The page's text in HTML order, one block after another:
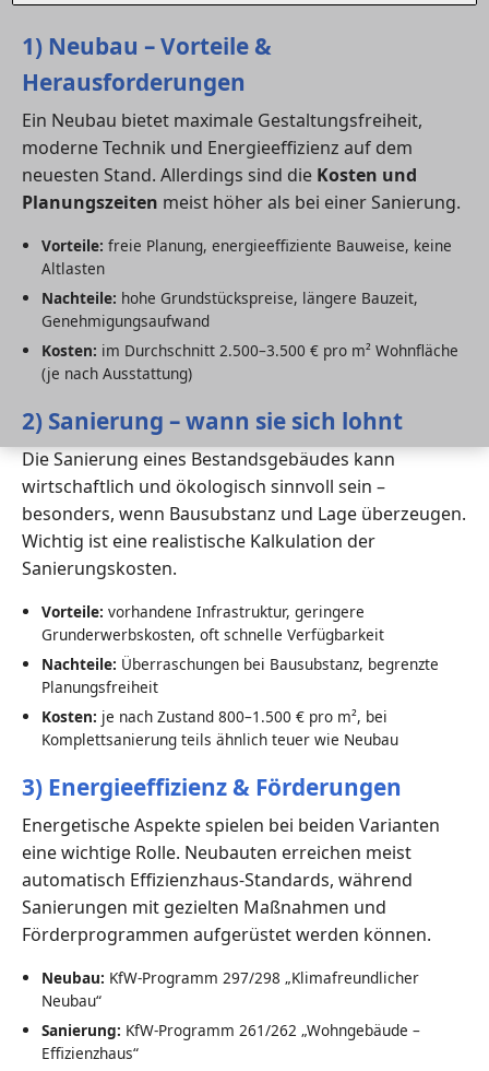
1) Neubau – Vorteile &
Herausforderungen
Ein Neubau bietet maximale Gestaltungsfreiheit,
moderne Technik und Energieeffizienz auf dem
neuesten Stand. Allerdings sind die Kosten und
Planungszeiten meist höher als bei einer Sanierung.
Vorteile: freie Planung, energieeffiziente Bauweise, keine
Altlasten
Nachteile: hohe Grundstückspreise, längere Bauzeit,
Genehmigungsaufwand
Kosten: im Durchschnitt 2.500–3.500 € pro m² Wohnfläche
(je nach Ausstattung)
2) Sanierung – wann sie sich lohnt
Die Sanierung eines Bestandsgebäudes kann
wirtschaftlich und ökologisch sinnvoll sein –
besonders, wenn Bausubstanz und Lage überzeugen.
Wichtig ist eine realistische Kalkulation der
Sanierungskosten.
Vorteile: vorhandene Infrastruktur, geringere
Grunderwerbskosten, oft schnelle Verfügbarkeit
Nachteile: Überraschungen bei Bausubstanz, begrenzte
Planungsfreiheit
Kosten: je nach Zustand 800–1.500 € pro m², bei
Komplettsanierung teils ähnlich teuer wie Neubau
3) Energieeffizienz & Förderungen
Energetische Aspekte spielen bei beiden Varianten
eine wichtige Rolle. Neubauten erreichen meist
automatisch Effizienzhaus-Standards, während
Sanierungen mit gezielten Maßnahmen und
Förderprogrammen aufgerüstet werden können.
Neubau: KfW-Programm 297/298 „Klimafreundlicher
Neubau“
Sanierung: KfW-Programm 261/262 „Wohngebäude –
Effizienzhaus“